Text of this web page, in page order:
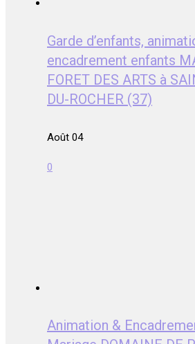
Garde d’enfants,
encadrement enfants
FORET DES ARTS à
DU-ROCHER (37)
Août 04
0
Animation &